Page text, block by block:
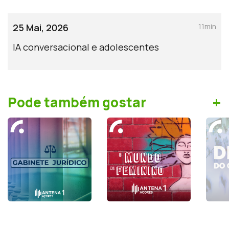
25 Mai, 2026
IA conversacional e adolescentes
11min
Pode também gostar +